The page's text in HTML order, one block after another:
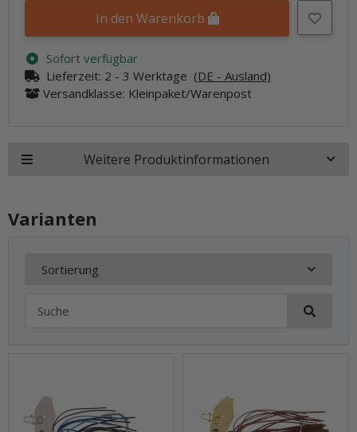
In den Warenkorb
Sofort verfügbar
Lieferzeit: 2 - 3 Werktage (DE - Ausland)
Versandklasse: Kleinpaket/Warenpost
Weitere Produktinformationen
Varianten
Sortierung